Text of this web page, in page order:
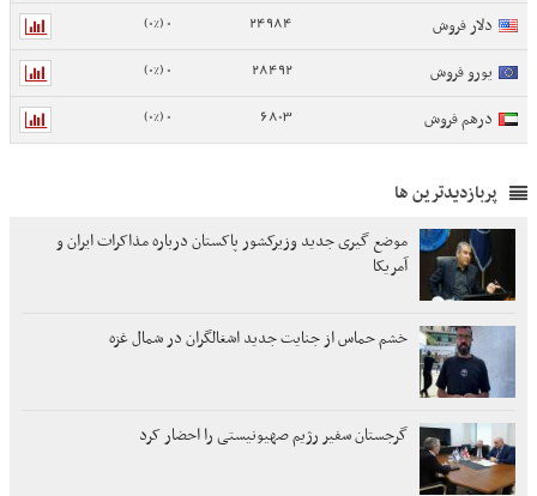
دلار فروش 24984
0 (0%)
یورو فروش 28492
0 (0%)
درهم فروش 6803
0 (0%)
پربازدیدترین ها
موضع گیری جدید وزیرکشور پاکستان درباره مذاکرات ایران و
آمریکا
خشم حماس از جنایت جدید اشغالگران در شمال غزه
گرجستان سفیر رژیم صهیونیستی را احضار کرد